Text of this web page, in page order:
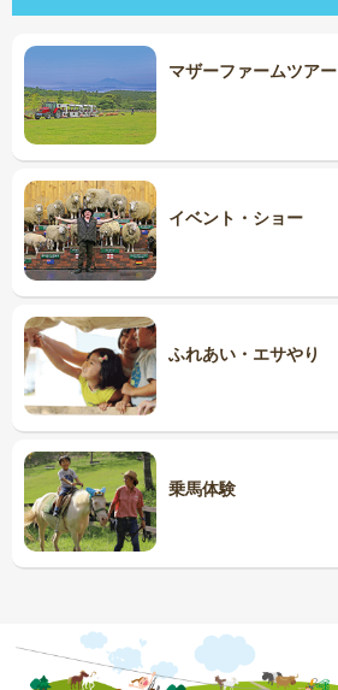
マザーファームツアー
イベント・ショー
ふれあい・エサやり
乗馬体験